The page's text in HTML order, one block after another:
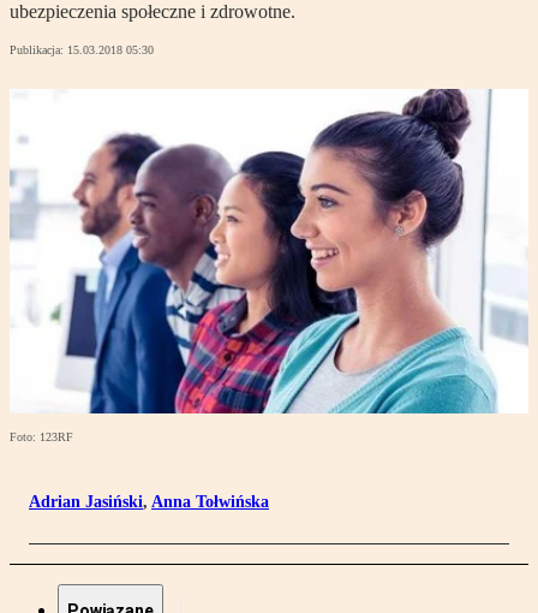
ubezpieczenia społeczne i zdrowotne.
Publikacja: 15.03.2018 05:30
Foto: 123RF
Adrian Jasiński, Anna Tołwińska